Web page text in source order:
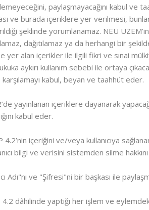
paylaşmayacağını kabul ve
ve burada içeriklere yer verilmesi,
şeklinde yorumlanamaz. NEU
dağıtılamaz ya da herhangi bir
yer alan içerikler ile ilgili fikri ve sınai
aykırı kullanım sebebi ile ortaya
karşılamayı kabul, beyan ve taahhüt eder.
yayınlanan içeriklere dayanarak
kabul eder.
4.2’nin içeriğini ve/veya kullanıcıya
bilgi ve verisini sistemden silme
Adı"nı ve "Şifresi"ni bir başkası ile
4.2 dâhilinde yaptığı her işlem ve